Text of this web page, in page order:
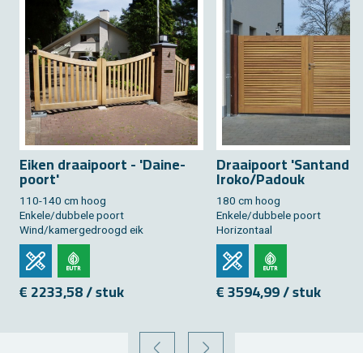
Eiken draai­poort - 'Dai­ne­
poort'
110-140 cm hoog
En­ke­le/dub­be­le poort
Wind/ka­mer­ge­droogd eik
€ 2233,58 / stuk
Draai­poort
Iroko/Pa­douk
180 cm hoog
En­ke­le/dub­be­le poort
Ho­ri­zon­taal
€ 3594,99 / stuk